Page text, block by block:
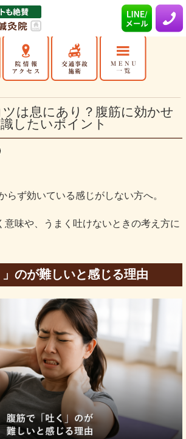
ツは息にあり？腹筋に効かせ
したいポイント
らず効いている感じがしない方へ。
意味や、うまく吐けないときの考え方に
のが難しいと感じる理由